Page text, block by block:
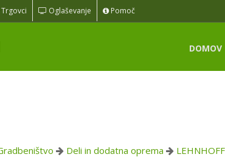
Trgovci Oglaševanje Pomoč
DOMOV
Deli in dodatna oprema LEHNHOFF